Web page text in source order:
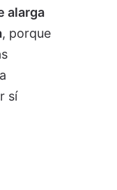
alarga
, porque
sí